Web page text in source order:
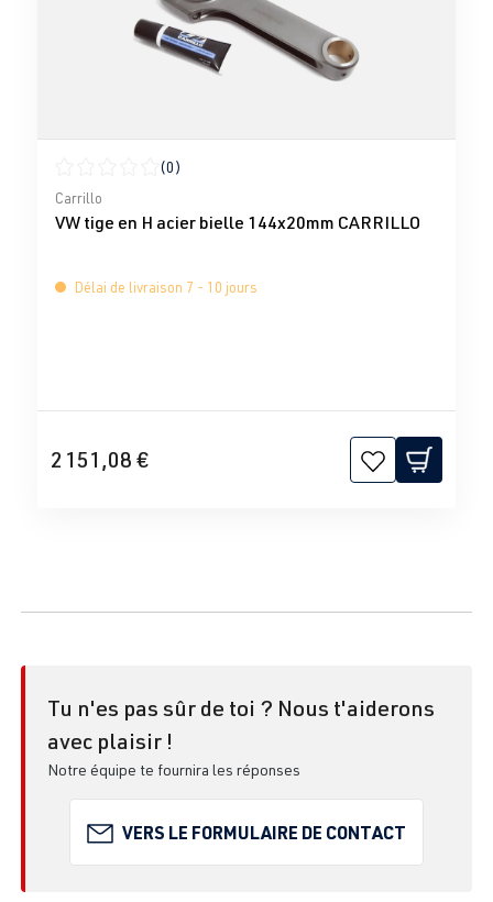
Note moyenne de 0 sur 5 étoiles
(0)
Carrillo
VW tige en H acier bielle 144x20mm CARRILLO
Délai de livraison 7 - 10 jours
2 151,08 €
Tu n'es pas sûr de toi ? Nous t'aiderons
avec plaisir !
Notre équipe te fournira les réponses
VERS LE FORMULAIRE DE CONTACT